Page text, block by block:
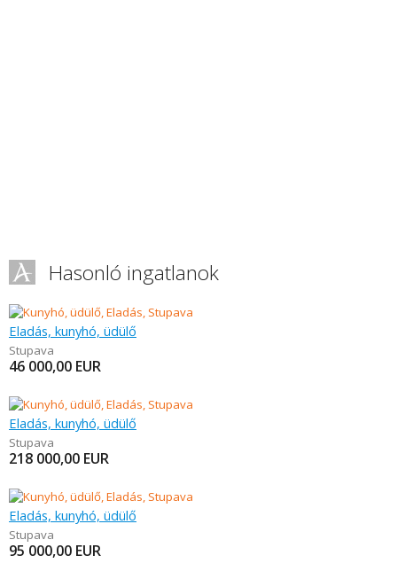
Hasonló ingatlanok
Eladás, kunyhó, üdülő
Stupava
46 000,00 EUR
Eladás, kunyhó, üdülő
Stupava
218 000,00 EUR
Eladás, kunyhó, üdülő
Stupava
95 000,00 EUR